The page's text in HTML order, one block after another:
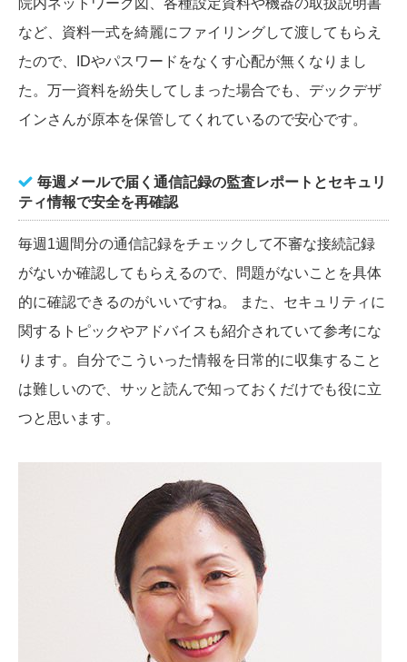
など、資料一式を綺麗にファイリングして渡してもらえ
たので、IDやパスワードをなくす心配が無くなりまし
た。万一資料を紛失してしまった場合でも、デックデザ
インさんが原本を保管してくれているので安心です。
毎週メールで届く通信記録の監査レポートとセキュリ
ティ情報で安全を再確認
毎週1週間分の通信記録をチェックして不審な接続記録
がないか確認してもらえるので、問題がないことを具体
的に確認できるのがいいですね。 また、セキュリティに
関するトピックやアドバイスも紹介されていて参考にな
ります。自分でこういった情報を日常的に収集すること
は難しいので、サッと読んで知っておくだけでも役に立
つと思います。